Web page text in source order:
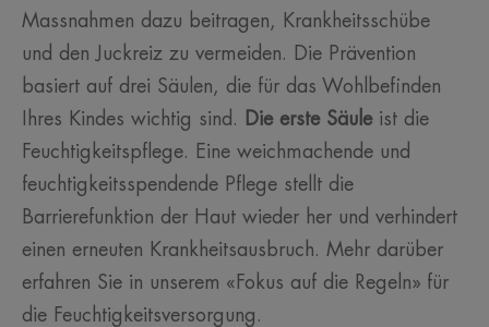
Massnahmen dazu beitragen, Krankheitsschübe
und den Juckreiz zu vermeiden. Die Prävention
basiert auf drei Säulen, die für das Wohlbefinden
Ihres Kindes wichtig sind.
Die erste Säuleist die
Feuchtigkeitspflege. Eine weichmachende und
feuchtigkeitsspendende Pflege stellt die
Barrierefunktion der Haut wieder her und verhindert
einen erneuten Krankheitsausbruch. Mehr darüber
erfahren Sie in unserem «Fokus auf die Regeln» für
die Feuchtigkeitsversorgung.